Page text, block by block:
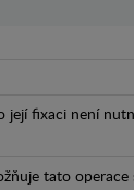
její fixaci není
tato operace